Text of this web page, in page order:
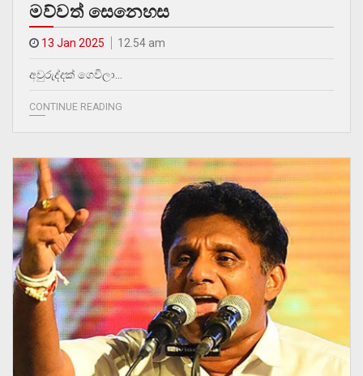
මව්වත් සෙනෙහස
13 Jan 2025 12.54 am
අවුරුද්දක් ගෙවිලා…
CONTINUE READING